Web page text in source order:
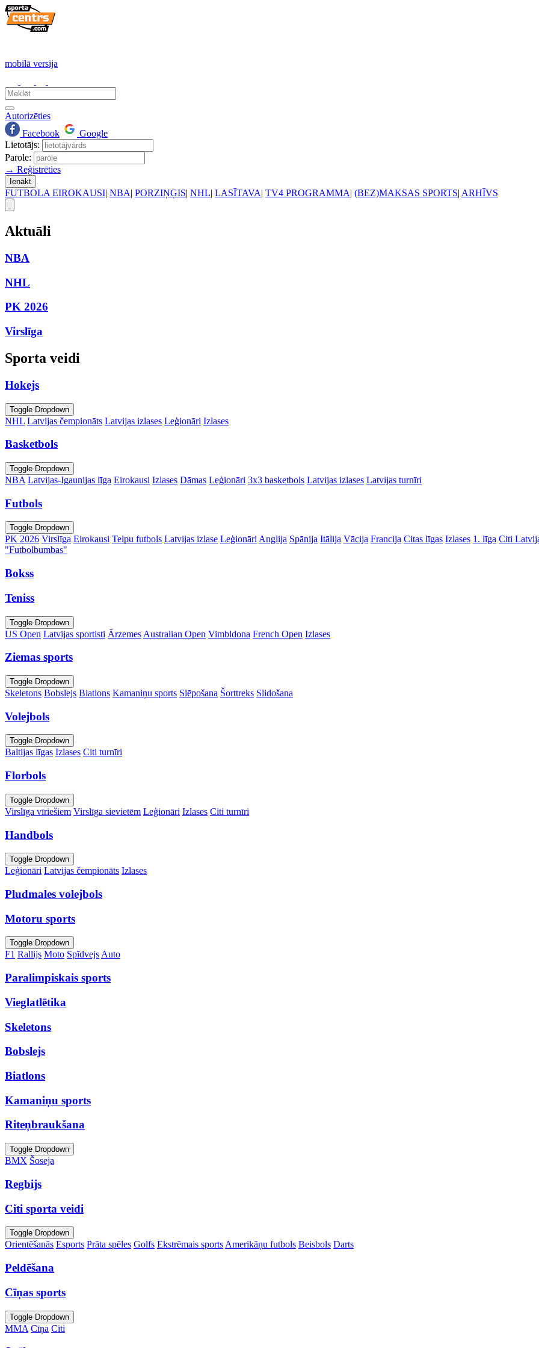
mobilā versija
Autorizēties
Facebook
Google
Lietotājs:
Parole:
→ Reģistrēties
Ienākt
FUTBOLA EIROKAUSI| NBA| PORZIŅĢIS| NHL| LASĪTAVA| TV4 PROGRAMMA| (BEZ)MAKSAS SPORTS| ARHĪVS
Aktuāli
NBA
NHL
PK 2026
Virslīga
Sporta veidi
Hokejs
Toggle Dropdown
NHL Latvijas čempionāts Latvijas izlases Leģionāri Izlases
Basketbols
Toggle Dropdown
NBA Latvijas-Igaunijas līga Eirokausi Izlases Dāmas Leģionāri 3x3 basketbols Latvijas izlases Latvijas turnīri
Futbols
Toggle Dropdown
PK 2026 Virslīga Eirokausi Telpu futbols Latvijas izlase Leģionāri Anglija Spānija Itālija Vācija Francija Citas līgas Izlases 1. līga Citi
"Futbolbumbas"
Bokss
Teniss
Toggle Dropdown
US Open Latvijas sportisti Ārzemes Australian Open Vimbldona French Open Izlases
Ziemas sports
Toggle Dropdown
Skeletons Bobslejs Biatlons Kamaniņu sports Slēpošana Šorttreks Slidošana
Volejbols
Toggle Dropdown
Baltijas līgas Izlases Citi turnīri
Florbols
Toggle Dropdown
Virslīga vīriešiem Virslīga sievietēm Leģionāri Izlases Citi turnīri
Handbols
Toggle Dropdown
Leģionāri Latvijas čempionāts Izlases
Pludmales volejbols
Motoru sports
Toggle Dropdown
F1 Rallijs Moto SpīdvejsAuto
Paralimpiskais sports
Vieglatlētika
Skeletons
Bobslejs
Biatlons
Kamaniņu sports
Riteņbraukšana
Toggle Dropdown
BMX Šoseja
Regbijs
Citi sporta veidi
Toggle Dropdown
Orientēšanās Esports Prāta spēles Golfs Ekstrēmais sports Amerikāņu futbols Beisbols Darts
Peldēšana
Cīņas sports
Toggle Dropdown
MMA Cīņa Citi